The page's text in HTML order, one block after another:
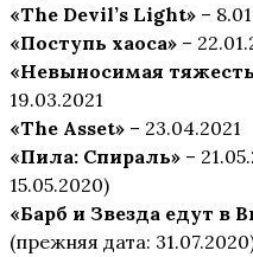
«The Devil’s Light» –
«Поступь хаоса» –
«Невыносимая
19.03.2021
«The Asset» – 23.04.2021
«Пила: Спираль» –
15.05.2020)
«Барб и Звезда едут в
(прежняя дата: